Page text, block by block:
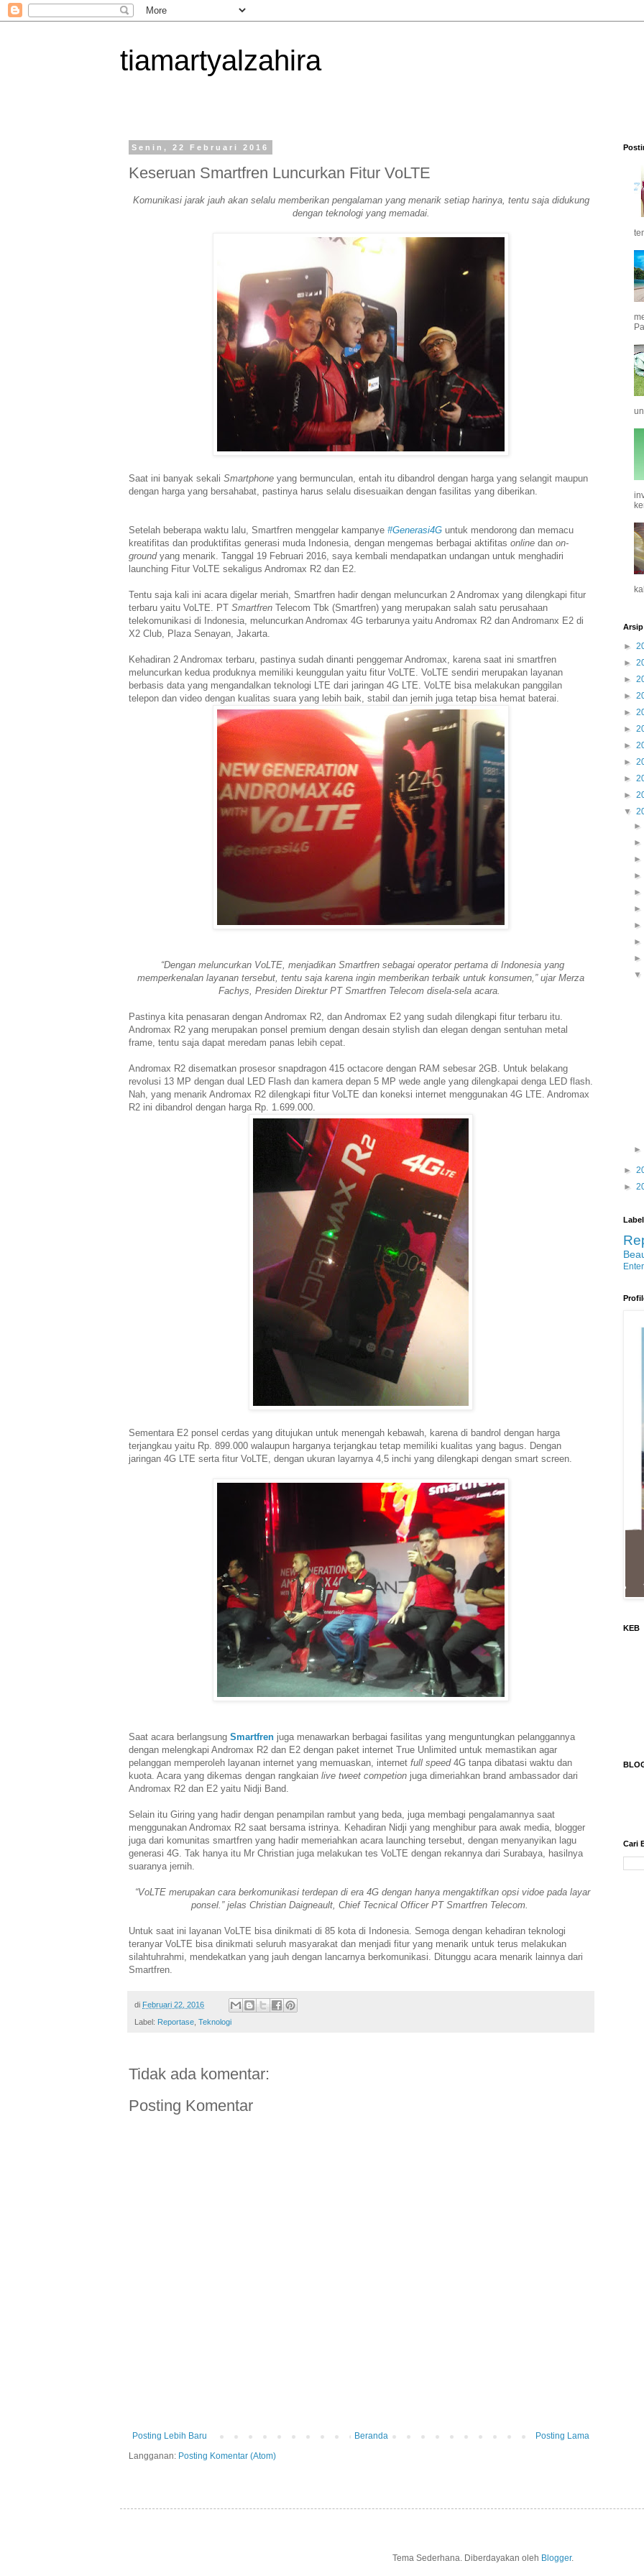
tiamartyalzahira
Senin, 22 Februari 2016
Keseruan Smartfren Luncurkan Fitur VoLTE
Komunikasi jarak jauh akan selalu memberikan pengalaman yang menarik setiap harinya, tentu saja didukung
dengan teknologi yang memadai.
Saat ini banyak sekali Smartphone yang bermunculan, entah itu dibandrol dengan harga yang selangit maupun
dengan harga yang bersahabat, pastinya harus selalu disesuaikan dengan fasilitas yang diberikan.
Setelah beberapa waktu lalu, Smartfren menggelar kampanye #Generasi4G untuk mendorong dan memacu
kreatifitas dan produktifitas generasi muda Indonesia, dengan mengemas berbagai aktifitas online dan on-
groundyang menarik. Tanggal 19 Februari 2016, saya kembali mendapatkan undangan untuk menghadiri
launching Fitur VoLTE sekaligus Andromax R2 dan E2.
Tentu saja kali ini acara digelar meriah, Smartfren hadir dengan meluncurkan 2 Andromax yang dilengkapi fitur
terbaru yaitu VoLTE. PT Smartfren Telecom Tbk (Smartfren) yang merupakan salah satu perusahaan
telekomunikasi di Indonesia, meluncurkan Andromax 4G terbarunya yaitu Andromax R2 dan Andromanx E2 di
X2 Club, Plaza Senayan, Jakarta.
Kehadiran 2 Andromax terbaru, pastinya sudah dinanti penggemar Andromax, karena saat ini smartfren
meluncurkan kedua produknya memiliki keunggulan yaitu fitur VoLTE. VoLTE sendiri merupakan layanan
berbasis data yang mengandalkan teknologi LTE dari jaringan 4G LTE. VoLTE bisa melakukan panggilan
telepon dan video dengan kualitas suara yang lebih baik, stabil dan jernih juga tetap bisa hemat baterai.
“Dengan meluncurkan VoLTE, menjadikan Smartfren sebagai operator pertama di Indonesia yang
memperkenalan layanan tersebut, tentu saja karena ingin memberikan terbaik untuk konsumen,” ujar Merza
Fachys, Presiden Direktur PT Smartfren Telecom disela-sela acara.
Pastinya kita penasaran dengan Andromax R2, dan Andromax E2 yang sudah dilengkapi fitur terbaru itu.
Andromax R2 yang merupakan ponsel premium dengan desain stylish dan elegan dengan sentuhan metal
frame, tentu saja dapat meredam panas lebih cepat.
Andromax R2 disematkan prosesor snapdragon 415 octacore dengan RAM sebesar 2GB. Untuk belakang
revolusi 13 MP dengan dual LED Flash dan kamera depan 5 MP wede angle yang dilengkapai denga LED flash.
Nah, yang menarik Andromax R2 dilengkapi fitur VoLTE dan koneksi internet menggunakan 4G LTE. Andromax
R2 ini dibandrol dengan harga Rp. 1.699.000.
Sementara E2 ponsel cerdas yang ditujukan untuk menengah kebawah, karena di bandrol dengan harga
terjangkau yaitu Rp. 899.000 walaupun harganya terjangkau tetap memiliki kualitas yang bagus. Dengan
jaringan 4G LTE serta fitur VoLTE, dengan ukuran layarnya 4,5 inchi yang dilengkapi dengan smart screen.
Saat acara berlangsung Smartfren juga menawarkan berbagai fasilitas yang menguntungkan pelanggannya
dengan melengkapi Andromax R2 dan E2 dengan paket internet True Unlimited untuk memastikan agar
pelanggan memperoleh layanan internet yang memuaskan, internet full speed4G tanpa dibatasi waktu dan
kuota. Acara yang dikemas dengan rangkaian live tweet competion juga dimeriahkan brand ambassador dari
Andromax R2 dan E2 yaitu Nidji Band.
Selain itu Giring yang hadir dengan penampilan rambut yang beda, juga membagi pengalamannya saat
menggunakan Andromax R2 saat bersama istrinya. Kehadiran Nidji yang menghibur para awak media, blogger
juga dari komunitas smartfren yang hadir memeriahkan acara launching tersebut, dengan menyanyikan lagu
generasi 4G. Tak hanya itu Mr Christian juga melakukan tes VoLTE dengan rekannya dari Surabaya, hasilnya
suaranya jernih.
“VoLTE merupakan cara berkomunikasi terdepan di era 4G dengan hanya mengaktifkan opsi vidoe pada layar
ponsel.” jelas Christian Daigneault, Chief Tecnical Officer PT Smartfren Telecom.
Untuk saat ini layanan VoLTE bisa dinikmati di 85 kota di Indonesia. Semoga dengan kehadiran teknologi
teranyar VoLTE bisa dinikmati seluruh masyarakat dan menjadi fitur yang menarik untuk terus melakukan
silahtuhrahmi, mendekatkan yang jauh dengan lancarnya berkomunikasi. Ditunggu acara menarik lainnya dari
Smartfren.
di Februari 22, 2016
Label: Reportase Teknologi
Tidak ada komentar:
Posting Komentar
Posting Lebih Baru Posting Lama
Beranda
Langganan: Posting Komentar (Atom)
►
►
►
►
►
►
►
►
►
►
▼
►
►
Label
KEB
Cari
Tema Sederhana. Diberdayakan oleh Blogger.